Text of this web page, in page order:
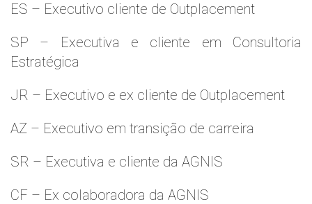
ES – Executivo cliente de Outplacement
SP – Executiva e cliente em Consultoria
Estratégica
JR – Executivo e ex cliente de Outplacement
AZ – Executivo em transição de carreira
SR – Executiva e cliente da AGNIS
CF – Ex colaboradora da AGNIS